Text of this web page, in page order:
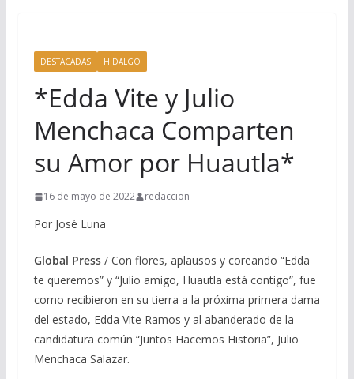
DESTACADAS HIDALGO
*Edda Vite y Julio
Menchaca Comparten
su Amor por Huautla*
16 de mayo de 2022 redaccion
Por José Luna
Global Press / Con flores, aplausos y coreando “Edda
te queremos” y “Julio amigo, Huautla está contigo”, fue
como recibieron en su tierra a la próxima primera dama
del estado, Edda Vite Ramos y al abanderado de la
candidatura común “Juntos Hacemos Historia”, Julio
Menchaca Salazar.